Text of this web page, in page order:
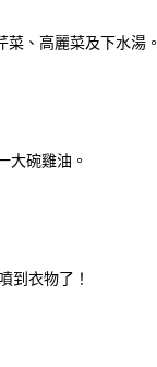
、高麗菜及下水湯。
大碗雞油。
到衣物了！